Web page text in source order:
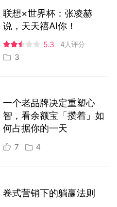
联想×世界杯：张凌赫
说，天天禧AI你！
5.3 4人评分
3
一个老品牌决定重塑心
智，看余额宝「攒着」如
何占据你的一天
7 4
卷式营销下的躺赢法则